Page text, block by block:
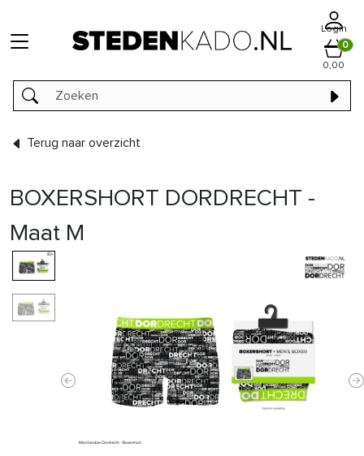
Login
0
0,00
Terug naar overzicht
BOXERSHORT DORDRECHT -
Maat M
Previous